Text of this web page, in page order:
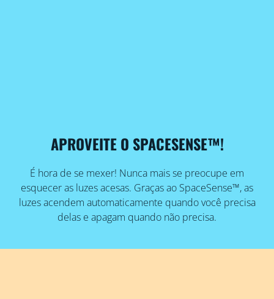
APROVEITE O SPACESENSE™!
É hora de se mexer! Nunca mais se preocupe em
esquecer as luzes acesas. Graças ao SpaceSense™, as
luzes acendem automaticamente quando você precisa
delas e apagam quando não precisa.